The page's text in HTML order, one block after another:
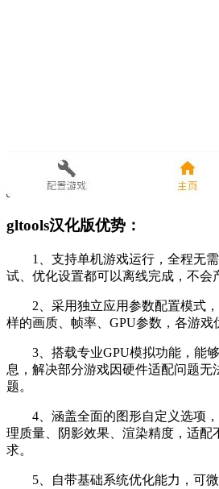
gltools汉化版优势：
1、支持单机游戏运行，全程无需
试、优化设置都可以离线完成，不会
2、采用独立应用参数配置模式，
样的画质、帧率、GPU参数，各游戏
3、搭载专业GPU模拟功能，能够
息，解决部分游戏因硬件适配问题无
题。
4、涵盖全面的图形自定义选项，
理质量、阴影效果、渲染精度，适配
求。
5、自带基础系统优化能力，可微